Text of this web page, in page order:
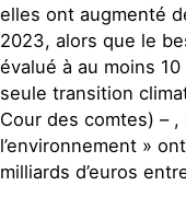
elles ont augmenté
2023, alors que le
évalué à au moins
seule transition
Cour des comtes) –
l’environnement »
milliards d’euros